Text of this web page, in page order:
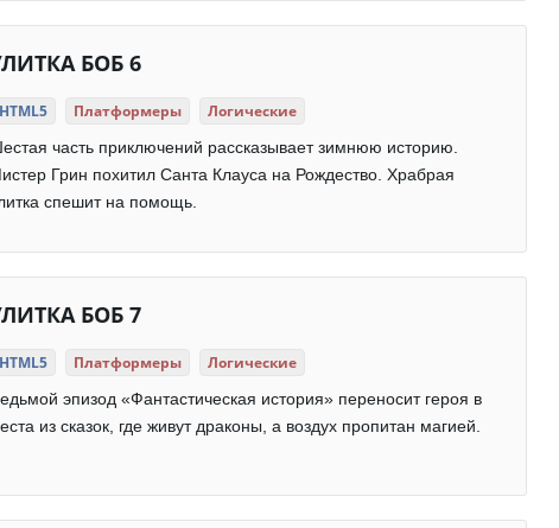
БОБ 6
HTML5 Платформеры Логические
часть приключений рассказывает зимнюю историю.
Грин похитил Санта Клауса на Рождество. Храбрая
спешит на помощь.
БОБ 7
HTML5 Платформеры Логические
эпизод «Фантастическая история» переносит героя в
из сказок, где живут драконы, а воздух пропитан магией.